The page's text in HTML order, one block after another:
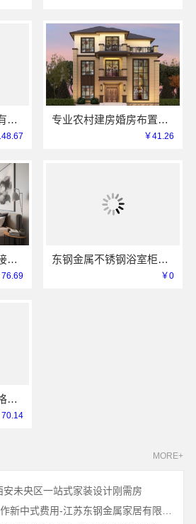
邯郸至臻全宅新材料有限公司助力武安焕新至臻 专业农村建房婚房布置找中蓝建投北京建设有限公司四川
￥41.26
宁波镇海家装施工对接渠道，宁波雅美和居建材科技有限公司
76.69
东钢金属不锈钢浴室柜厂家怎么样江苏东钢金属科技详解
￥0
新北优秀家庭装修价格清单，常州宜居佳装饰工程有限公司明细公开
70.14
MORE+
安未央区一站式家装设计刚需房